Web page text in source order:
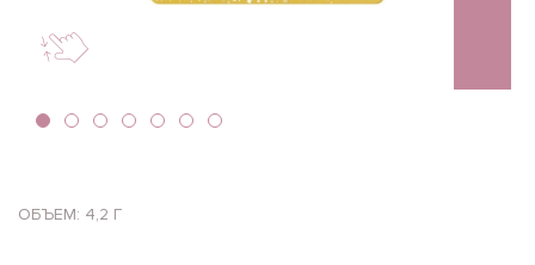
ОБЪЕМ: 4,2 Г